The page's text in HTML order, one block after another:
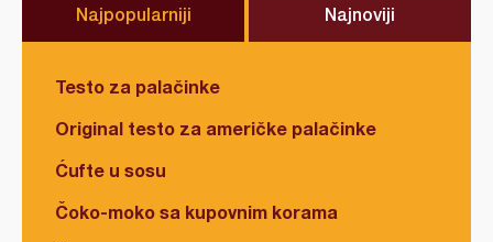
Najpopularniji Najnoviji
Testo za palačinke
Original testo za američke palačinke
Ćufte u sosu
Čoko-moko sa kupovnim korama